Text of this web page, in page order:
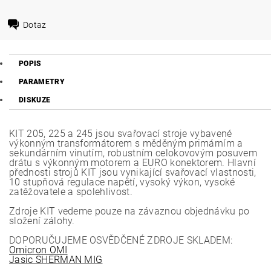
Dotaz
POPIS
PARAMETRY
DISKUZE
KIT 205, 225 a 245 jsou svařovací stroje vybavené
výkonným transformátorem s měděným primárním a
sekundárním vinutím, robustním celokovovým posuvem
drátu s výkonným motorem a EURO konektorem. Hlavní
přednosti strojů KIT jsou vynikající svařovací vlastnosti,
10 stupňová regulace napětí, vysoký výkon, vysoké
zatěžovatele a spolehlivost.
Zdroje KIT vedeme pouze na závaznou objednávku po
složení zálohy.
DOPORUČUJEME OSVĚDČENÉ ZDROJE SKLADEM:
Omicron OMI
Jasic SHERMAN MIG